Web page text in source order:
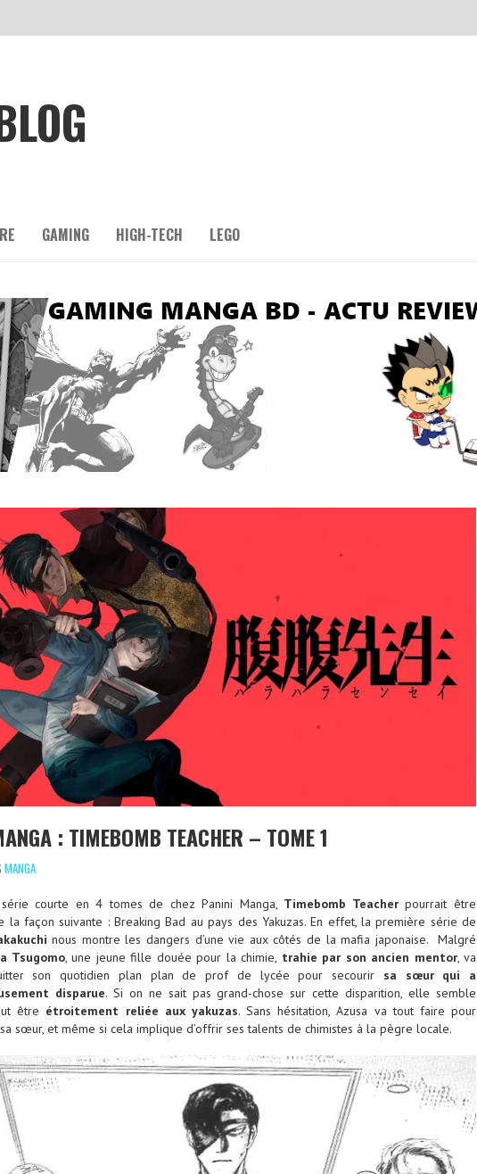
GAMING HIGH-TECH LEGO
: TIMEBOMB TEACHER – TOME 1
MANGA
courte en 4 tomes de chez Panini Manga, Timebomb Teacherpourrait être
la façon suivante : Breaking Bad au pays des Yakuzas. En effet, la première série de
nous montre les dangers d’une vie aux côtés de la mafia japonaise. Malgré
Tsugomo, une jeune fille douée pour la chimie, trahie par son ancien mentor, va
son quotidien plan plan de prof de lycée pour secourir sa sœur qui a
disparue. Si on ne sait pas grand-chose sur cette disparition, elle semble
être étroitement reliée aux yakuzas. Sans hésitation, Azusa va tout faire pour
sœur, et même si cela implique d’offrir ses talents de chimistes à la pègre locale.